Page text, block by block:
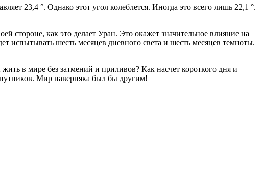
23,4 °. Однако этот угол колеблется. Иногда это всего лишь 22,1 °.
стороне, как это делает Уран. Это окажет значительное влияние на
испытывать шесть месяцев дневного света и шесть месяцев темноты.
в мире без затмений и приливов? Как насчет короткого дня и
Мир наверняка был бы другим!